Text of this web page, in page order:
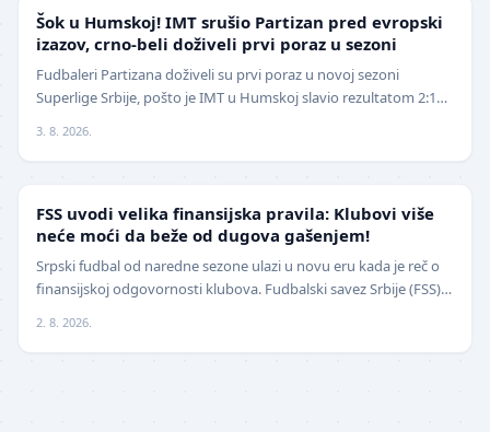
SUPERLIGA
Šok u Humskoj! IMT srušio Partizan pred evropski
izazov, crno-beli doživeli prvi poraz u sezoni
Fudbaleri Partizana doživeli su prvi poraz u novoj sezoni
Superlige Srbije, pošto je IMT u Humskoj slavio rezultatom 2:1
3. 8. 2026.
FSS uvodi velika finansijska pravila: Klubovi više
neće moći da beže od dugova gašenjem!
Srpski fudbal od naredne sezone ulazi u novu eru kada je reč o
finansijskoj odgovornosti klubova. Fudbalski savez Srbije (FSS)
2. 8. 2026.